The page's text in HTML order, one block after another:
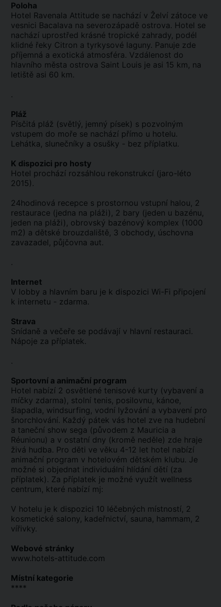
Poloha
Hotel Ravenala Attitude se nachází v Želví zátoce ve
vesnici Bacalava na severozápadě ostrova. Hotel se
nachází uprostřed krásné tropické zahrady, podél
klidné řeky Citron a tyrkysové laguny. Panuje zde
příjemná a exotická atmosféra. Vzdálenost do
hlavního města ostrova Saint Louis je asi 15 km, na
letiště asi 60 km.
.
Pláž
Písčitá pláž (světlý, jemný písek) s pozvolným
vstupem do moře se nachází přímo u hotelu.
Lehátka, slunečníky a osušky - bez příplatku.
K dispozici pro hosty
Hotel prochází rozsáhlou rekonstrukcí (jaro-léto
2015).
24hodinová recepce s prostornou vstupní halou, 2
restaurace (jedna na pláži), 2 bary (jeden u bazénu,
jeden na pláži), obrovský bazénový komplex (1000
m2) a dětské brouzdaliště, 3 obchody, úschovna
zavazadel, půjčovna aut.
.
Internet
V lobby a hlavním baru je k dispozici Wi-Fi připojení
k internetu - zdarma.
Strava
Snídaně a večeře se podávají v hlavní restauraci.
Nápoje za příplatek.
.
Sportovní a animační program
Hotel nabízí 2 osvětlené tenisové kurty (vybavení a
míčky zdarma), stolní tenis, posilovnu, kánoe,
šlapadla, windsurfing, vodní lyžování a vybavení pro
šnorchlování. Každý pátek vás hotel zve na hudební
a taneční show sega (původem z Mauricia a
Réunionu) a v ostatní dny (kromě neděle) zde hraje
živá hudba. Pro děti ve věku 4-12 let hotel nabízí
animační program v hotelovém dětském klubu. Je
možné si objednat individuální hlídání dětí (za
příplatek). Za příplatek je možné využít wellness
centrum, které nabízí mj:
V hotelu je k dispozici 10 léčebných místností, 2
kosmetické salony, kadeřnictví, sauna, hammam, 2
vířivky.
Webové stránky
www.hotels-attitude.com
Místní kategorie
****